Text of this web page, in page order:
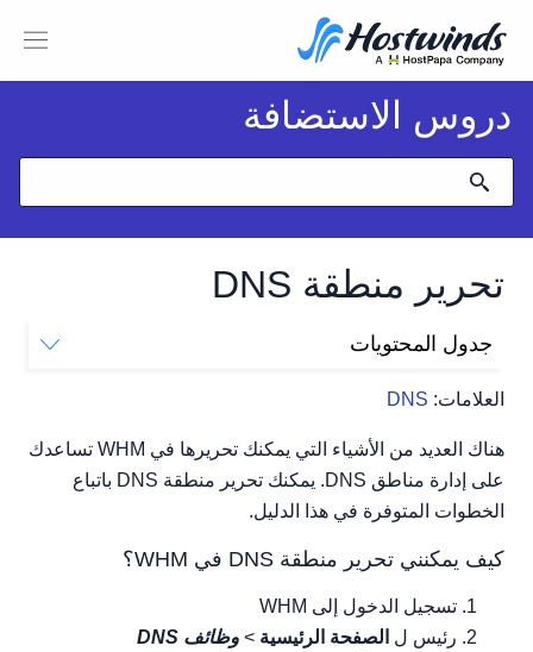
دروس الاستضافة
تحرير منطقة DNS
العلامات: DNS
جدول المحتويات
هناك العديد من الأشياء التي يمكنك تحريرها في WHM تساعدك
على إدارة مناطق DNS. يمكنك تحرير منطقة DNS باتباع
الخطوات المتوفرة في هذا الدليل.
كيف يمكنني تحرير منطقة DNS في WHM؟
تسجيل الدخول إلى WHM
رئيس ل الصفحة الرئيسية > وظائف DNS